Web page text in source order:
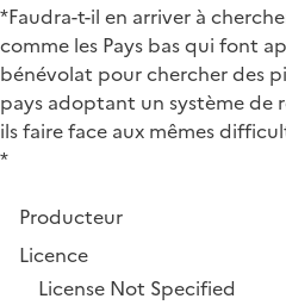
*Faudra-t-il en arriver à
comme les Pays bas qui font
bénévolat pour chercher des
pays adoptant un système
ils faire face aux mêmes
*
Producteur
Licence
License Not Specified